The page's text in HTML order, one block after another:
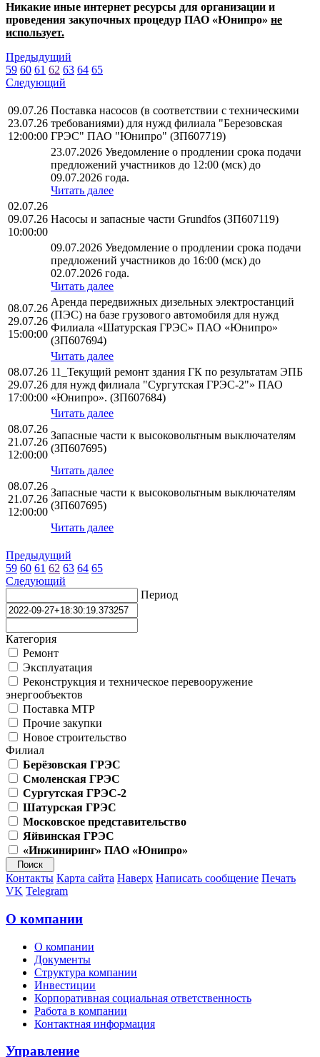
Никакие иные интернет ресурсы для организации и
проведения закупочных процедур ПАО «Юнипро» не
использует.
Предыдущий
59 60 61 62 63 64 65
Следующий
09.07.26
23.07.26
12:00:00
Поставка насосов (в соответствии с техническими
требованиями) для нужд филиала "Березовская
ГРЭС" ПАО "Юнипро" (ЗП607719)
23.07.2026 Уведомление о продлении срока подачи
предложений участников до 12:00 (мск) до
09.07.2026 года.
Читать далее
02.07.26
09.07.26
10:00:00
Насосы и запасные части Grundfos (ЗП607119)
09.07.2026 Уведомление о продлении срока подачи
предложений участников до 16:00 (мск) до
02.07.2026 года.
Читать далее
08.07.26
29.07.26
15:00:00
Аренда передвижных дизельных электростанций
(ПЭС) на базе грузового автомобиля для нужд
Филиала «Шатурская ГРЭС» ПАО «Юнипро»
(ЗП607694)
Читать далее
08.07.26
29.07.26
17:00:00
11_Текущий ремонт здания ГК по результатам ЭПБ
для нужд филиала "Сургутская ГРЭС-2"» ПАО
«Юнипро». (ЗП607684)
Читать далее
08.07.26
21.07.26
12:00:00
Запасные части к высоковольтным выключателям
(ЗП607695)
Читать далее
08.07.26
21.07.26
12:00:00
Запасные части к высоковольтным выключателям
(ЗП607695)
Читать далее
Предыдущий
59 60 61 62 63 64 65
Следующий
Период
Категория
Ремонт
Эксплуатация
Реконструкция и техническое перевооружение
энергообъектов
Поставка МТР
Прочие закупки
Новое строительство
Филиал
Берёзовская ГРЭС
Смоленская ГРЭС
Сургутская ГРЭС-2
Шатурская ГРЭС
Московское представительство
Яйвинская ГРЭС
«Инжиниринг» ПАО «Юнипро»
Контакты Карта сайта Наверх Написать сообщение Печать
VK Telegram
О компании
О компании
Документы
Структура компании
Инвестиции
Корпоративная социальная ответственность
Работа в компании
Контактная информация
Управление